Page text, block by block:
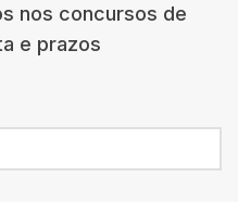
nos concursos de
e prazos